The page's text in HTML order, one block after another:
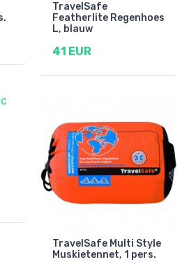
TravelSafe
Featherlite Regenhoes
L, blauw
41 EUR
TravelSafe Multi Style
Muskietennet, 1 pers.